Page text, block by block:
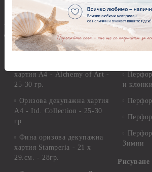
Полимерна Глина
Приложни техники и
Декупаж
Декупажна хартия
хартия А4 - Alchemy of Art -
25-30 гр.
Оризова декупажна хартия
А4 - Itd. Collection - 25-30
гр.
Фина оризова декупажна
хартия Stamperia - 21 х
29.см. - 28гр.
Фигури
и клонки
Зимни
Рисуване